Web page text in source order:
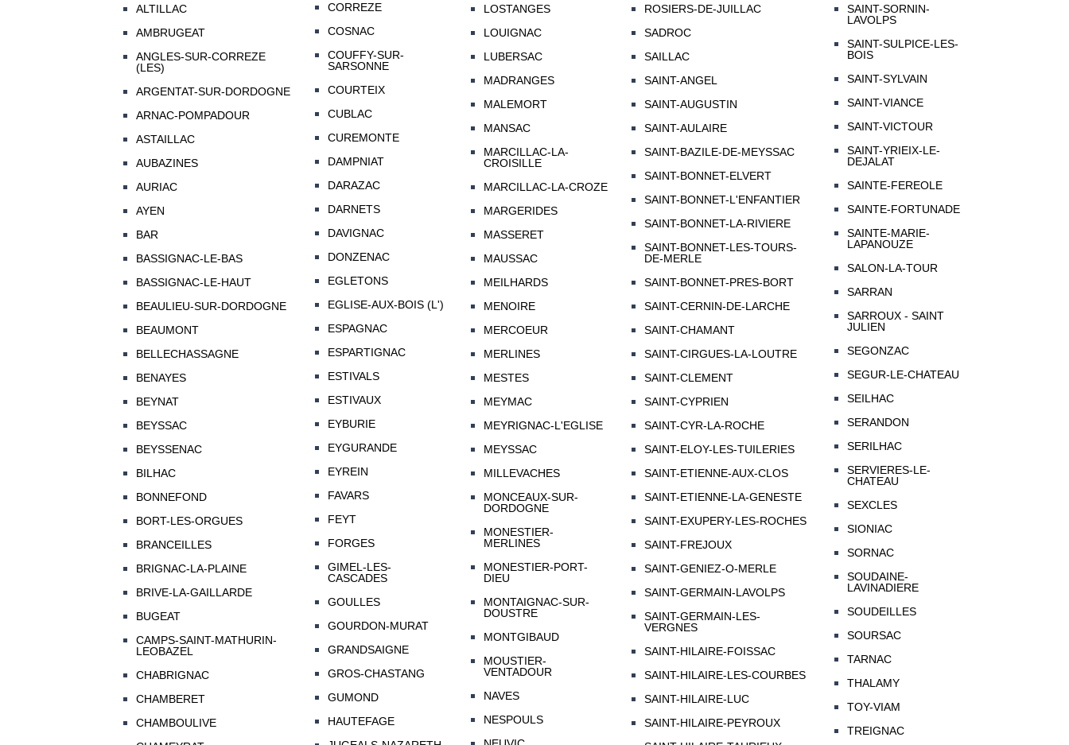
ALTILLAC
AMBRUGEAT
ANGLES-SUR-CORREZE
(LES)
ARGENTAT-SUR-DORDOGNE
ARNAC-POMPADOUR
ASTAILLAC
AUBAZINES
AURIAC
AYEN
BAR
BASSIGNAC-LE-BAS
BASSIGNAC-LE-HAUT
BEAULIEU-SUR-DORDOGNE
BEAUMONT
BELLECHASSAGNE
BENAYES
BEYNAT
BEYSSAC
BEYSSENAC
BILHAC
BONNEFOND
BORT-LES-ORGUES
BRANCEILLES
BRIGNAC-LA-PLAINE
BRIVE-LA-GAILLARDE
BUGEAT
CAMPS-SAINT-MATHURIN-
LEOBAZEL
CHABRIGNAC
CHAMBERET
CHAMBOULIVE
CORREZE
COSNAC
COUFFY-SUR-
SARSONNE
COURTEIX
CUBLAC
CUREMONTE
DAMPNIAT
DARAZAC
DARNETS
DAVIGNAC
DONZENAC
EGLETONS
EGLISE-AUX-BOIS (L')
ESPAGNAC
ESPARTIGNAC
ESTIVALS
ESTIVAUX
EYBURIE
EYGURANDE
EYREIN
FAVARS
FEYT
FORGES
GIMEL-LES-
CASCADES
GOULLES
GOURDON-MURAT
GRANDSAIGNE
GROS-CHASTANG
GUMOND
HAUTEFAGE
LOSTANGES
LOUIGNAC
LUBERSAC
MADRANGES
MALEMORT
MANSAC
MARCILLAC-LA-
CROISILLE
MARCILLAC-LA-CROZE
MARGERIDES
MASSERET
MAUSSAC
MEILHARDS
MENOIRE
MERCOEUR
MERLINES
MESTES
MEYMAC
MEYRIGNAC-L'EGLISE
MEYSSAC
MILLEVACHES
MONCEAUX-SUR-
DORDOGNE
MONESTIER-
MERLINES
MONESTIER-PORT-
DIEU
MONTAIGNAC-SUR-
DOUSTRE
MONTGIBAUD
MOUSTIER-
VENTADOUR
NAVES
NESPOULS
ROSIERS-DE-JUILLAC
SADROC
SAILLAC
SAINT-ANGEL
SAINT-AUGUSTIN
SAINT-AULAIRE
SAINT-BAZILE-DE-MEYSSAC
SAINT-BONNET-ELVERT
SAINT-BONNET-L'ENFANTIER
SAINT-BONNET-LA-RIVIERE
SAINT-BONNET-LES-TOURS-
DE-MERLE
SAINT-BONNET-PRES-BORT
SAINT-CERNIN-DE-LARCHE
SAINT-CHAMANT
SAINT-CIRGUES-LA-LOUTRE
SAINT-CLEMENT
SAINT-CYPRIEN
SAINT-CYR-LA-ROCHE
SAINT-ELOY-LES-TUILERIES
SAINT-ETIENNE-AUX-CLOS
SAINT-ETIENNE-LA-GENESTE
SAINT-EXUPERY-LES-ROCHES
SAINT-FREJOUX
SAINT-GENIEZ-O-MERLE
SAINT-GERMAIN-LAVOLPS
SAINT-GERMAIN-LES-
VERGNES
SAINT-HILAIRE-FOISSAC
SAINT-HILAIRE-LES-COURBES
SAINT-HILAIRE-LUC
SAINT-HILAIRE-PEYROUX
SAINT-SORNIN-
LAVOLPS
SAINT-SULPICE-LES-
BOIS
SAINT-SYLVAIN
SAINT-VIANCE
SAINT-VICTOUR
SAINT-YRIEIX-LE-
DEJALAT
SAINTE-FEREOLE
SAINTE-FORTUNADE
SAINTE-MARIE-
LAPANOUZE
SALON-LA-TOUR
SARRAN
SARROUX - SAINT
JULIEN
SEGONZAC
SEGUR-LE-CHATEAU
SEILHAC
SERANDON
SERILHAC
SERVIERES-LE-
CHATEAU
SEXCLES
SIONIAC
SORNAC
SOUDAINE-
LAVINADIERE
SOUDEILLES
SOURSAC
TARNAC
THALAMY
TOY-VIAM
TREIGNAC